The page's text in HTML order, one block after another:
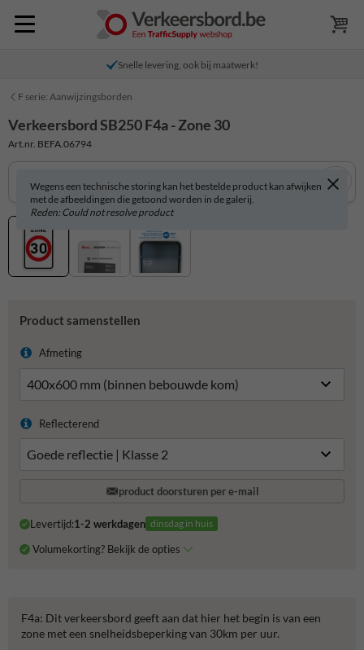
Snelle levering, ook bij maatwerk!
F serie: Aanwijzingsborden
Verkeersbord SB250 F4a - Zone 30
Art.nr. BEFA.06794
Wegens een technische storing kan het bestelde product kan afwijken
met de afbeeldingen die getoond worden in de galerij.
Reden: Could not resolve product
Product samenstellen
Afmeting
Reflecterend
product doorsturen per e-mail
Levertijd:1-2 werkdagen dinsdag in huis
Volumekorting? Bekijk de opties
F4a: Dit verkeersbord geeft aan dat hier het begin is van een
zone met een snelheidsbeperking van 30km per uur.